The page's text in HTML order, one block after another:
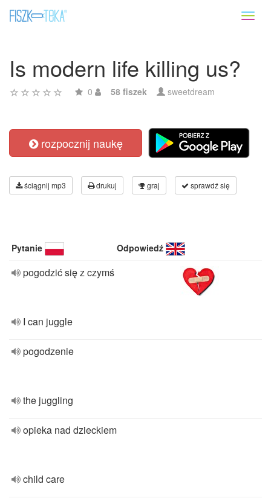
Is modern life killing us?
0 58 fiszek sweetdream
rozpocznij naukę
ściągnij mp3 drukuj graj sprawdź się
Pytanie Odpowiedź
pogodzić się z czymś
I can juggle
pogodzenie
the juggling
opieka nad dzieckiem
child care